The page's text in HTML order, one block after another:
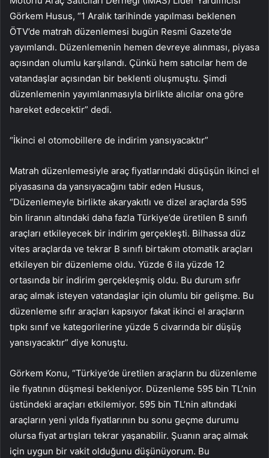
Görkem Husus, “1 Aralık tarihinde yapılması beklenen
ÖTV’de matrah düzenlemesi bugün Resmi Gazete’de
yayımlandı. Düzenlemenin hemen devreye alınması, piyasa
açısından olumlu karşılandı. Çünkü hem satıcılar hem de
vatandaşlar açısından bir beklenti oluşmuştu. Şimdi
düzenlemenin yayımlanmasıyla birlikte alıcılar ona göre
hareket edecektir” dedi.
“İkinci el otomobillere de indirim yansıyacaktır”
Matrah düzenlemesiyle araç fiyatlarındaki düşüşün ikinci el
piyasasına da yansıyacağını tabir eden Husus,
“Düzenlemeyle birlikte akaryakıtlı ve dizel araçlarda 595
bin liranın altındaki daha fazla Türkiye’de üretilen B sınıfı
araçları etkileyecek bir indirim gerçekleşti. Bilhassa düz
vites araçlarda ve tekrar B sınıfı birtakım otomatik araçları
etkileyen bir düzenleme oldu. Yüzde 6 ila yüzde 12
ortasında bir indirim gerçekleşmiş oldu. Bu durum sıfır
araç almak isteyen vatandaşlar için olumlu bir gelişme. Bu
düzenleme sıfır araçları kapsıyor fakat ikinci el araçların
tıpkı sınıf ve kategorilerine yüzde 5 civarında bir düşüş
yansıyacaktır” diye konuştu.
Görkem Konu, “Türkiye’de üretilen araçların bu düzenleme
ile fiyatının düşmesi bekleniyor. Düzenleme 595 bin TL’nin
üstündeki araçları etkilemiyor. 595 bin TL’nin altındaki
araçların yeni yılda fiyatlarının bu sonu geçme durumu
olursa fiyat artışları tekrar yaşanabilir. Şuanın araç almak
için uygun bir vakit olduğunu düşünüyorum. Bu